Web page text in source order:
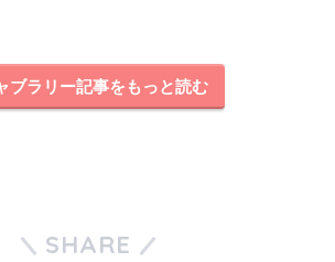
ブラリー記事をもっと読む
SHARE